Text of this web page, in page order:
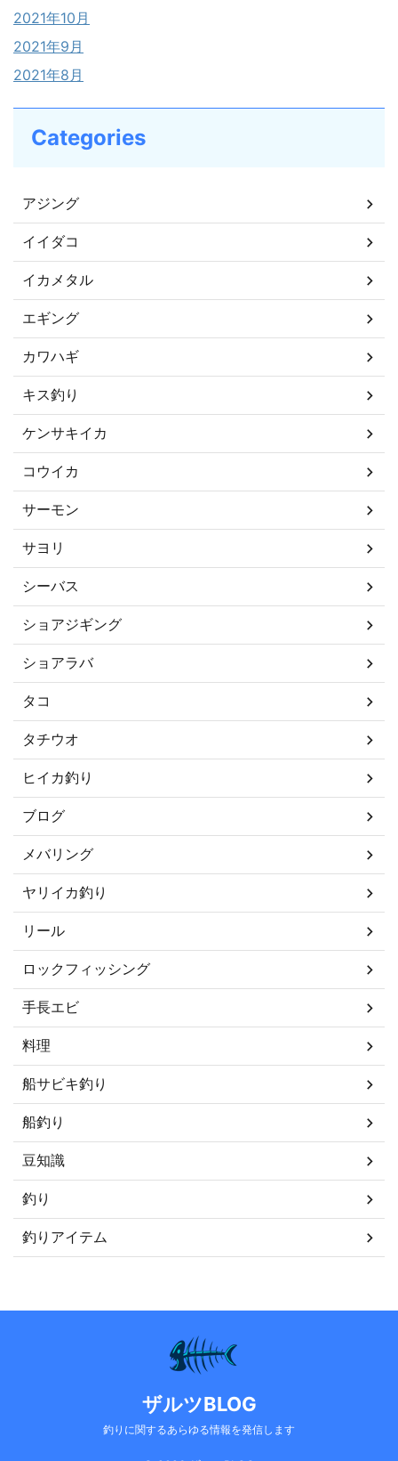
2021年10月
2021年9月
2021年8月
Categories
アジング
イイダコ
イカメタル
エギング
カワハギ
キス釣り
ケンサキイカ
コウイカ
サーモン
サヨリ
シーバス
ショアジギング
ショアラバ
タコ
タチウオ
ヒイカ釣り
ブログ
メバリング
ヤリイカ釣り
リール
ロックフィッシング
手長エビ
料理
船サビキ釣り
船釣り
豆知識
釣り
釣りアイテム
ザルツBLOG
釣りに関するあらゆる情報を発信します